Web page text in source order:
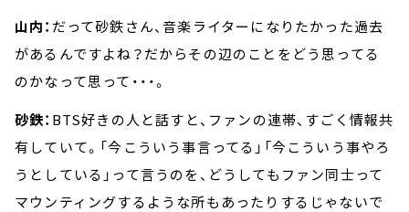
山内： だって砂鉄さん、音楽ライターになりたかった過去
があるんですよね？だからその辺のことをどう思ってる
のかなって思って・・・。
砂鉄： BTS好きの人と話すと、ファンの連帯、すごく情報共
有していて。「今こういう事言ってる」「今こういう事やろ
うとしている」って言うのを、どうしてもファン同士って
マウンティングするような所もあったりするじゃないで